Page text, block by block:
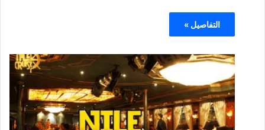
التفاصيل »